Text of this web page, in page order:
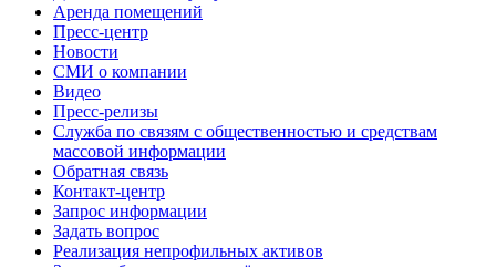
Аренда помещений
Пресс-центр
Новости
СМИ о компании
Видео
Пресс-релизы
Служба по связям с общественностью и средствам
массовой информации
Обратная связь
Контакт-центр
Запрос информации
Задать вопрос
Реализация непрофильных активов